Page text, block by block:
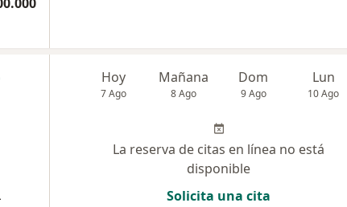
Hoy
7 Ago
Mañana
8 Ago
Dom
9 Ago
Lun
10 Ago
La reserva de citas en línea no está
disponible
Solicita una cita